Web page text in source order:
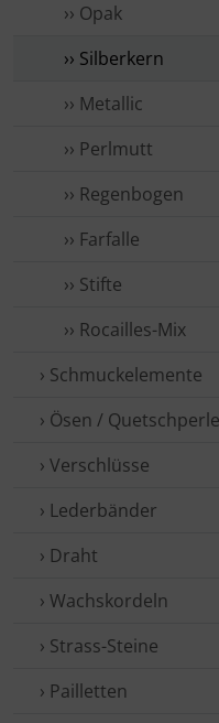
›› Opak
›› Silberkern
›› Metallic
›› Perlmutt
›› Regen­bogen
›› Farfalle
›› Stifte
›› Rocailles-Mix
› Schmuck­elemente
› Ösen /
› Ver­schlüsse
› Leder­bänder
› Draht
› Wachs­kordeln
› Strass-Steine
› Pailletten